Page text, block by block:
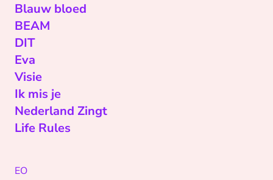
Blauw bloed
BEAM
DIT
Eva
Visie
Ik mis je
Nederland Zingt
Life Rules
EO